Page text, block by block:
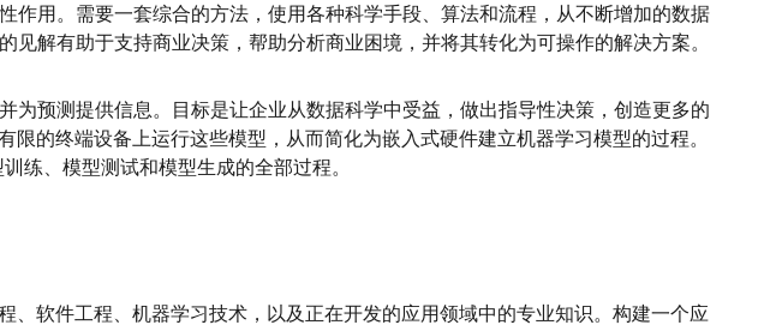
用。需要一套综合的方法，使用各种科学手段、算法和流程，从不断增加的数据
解有助于支持商业决策，帮助分析商业困境，并将其转化为可操作的解决方案。
预测提供信息。目标是让企业从数据科学中受益，做出指导性决策，创造更多的
的终端设备上运行这些模型，从而简化为嵌入式硬件建立机器学习模型的过程。
练、模型测试和模型生成的全部过程。
软件工程、机器学习技术，以及正在开发的应用领域中的专业知识。构建一个应